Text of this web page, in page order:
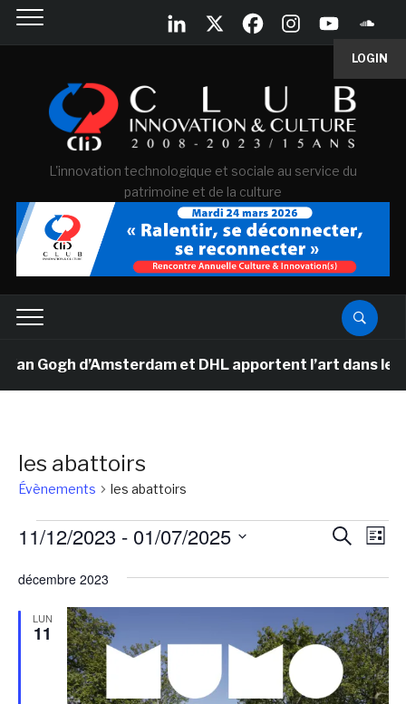
LOGIN
L'innovation technologique et sociale au service du
patrimoine et de la culture
Gogh d’Amsterdam et DHL apportent l’art dans les
les abattoirs
Évènements les abattoirs
Évènements
de
vues
Liste
11/12/2023 - 01/07/2025
une
date.
décembre 2023
LUN
11